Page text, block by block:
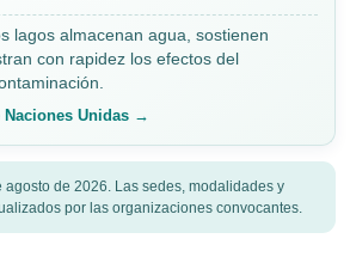
lagos almacenan agua, sostienen
con rapidez los efectos del
Unidas →
de 2026. Las sedes, modalidades y
por las organizaciones convocantes.